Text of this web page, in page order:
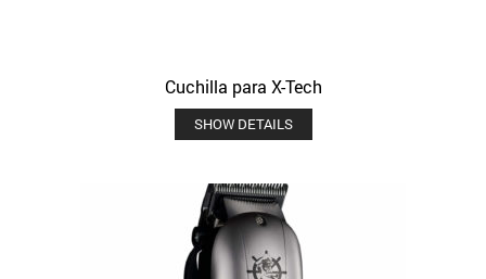
Cuchilla para X-Tech
SHOW DETAILS